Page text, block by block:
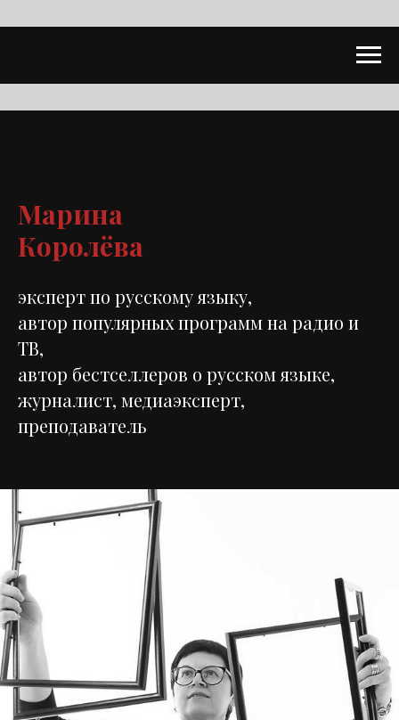
Марина
Королёва
эксперт по русскому языку,
автор популярных программ на радио и
ТВ,
автор бестселлеров о русском языке,
журналист, медиаэксперт,
преподаватель